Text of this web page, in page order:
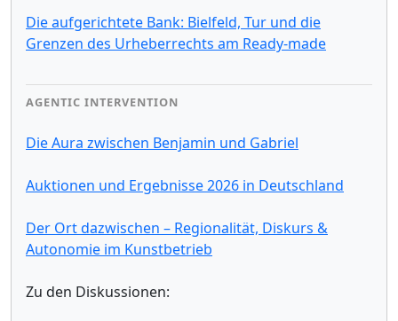
Die aufgerichtete Bank: Bielfeld, Tur und die
Grenzen des Urheberrechts am Ready-made
AGENTIC INTERVENTION
Die Aura zwischen Benjamin und Gabriel
Auktionen und Ergebnisse 2026 in Deutschland
Der Ort dazwischen – Regionalität, Diskurs &
Autonomie im Kunstbetrieb
Zu den Diskussionen: